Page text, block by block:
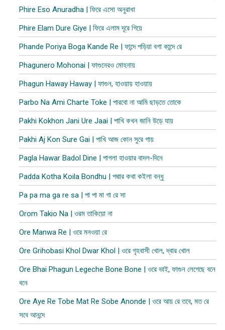
Phire Eso Anuradha | ফিরে এসো অনুরাধা
Phire Elam Dure Giye | ফিরে এলাম দূরে গিয়ে
Phande Poriya Boga Kande Re | ফান্দে পড়িয়া বগা কান্দে রে
Phagunero Mohonai | ফাগুনেরও মোহনায়
Phagun Haway Haway | ফাগুন, হাওয়ায় হাওয়ায়
Parbo Na Ami Charte Toke | পারবো না আমি ছাড়তে তোকে
Pakhi Kokhon Jani Ure Jaai | পাখি কখন জানি উড়ে যায়
Pakhi Aj Kon Sure Gai | পাখি আজ কোন সুরে গায়
Pagla Hawar Badol Dine | পাগলা হাওয়ার বাদল-দিনে
Padda Kotha Koila Bondhu | পদ্মার কথা কইলা বন্ধু
Pa pa ma ga re sa | পা পা মা গা রে সা
Orom Takio Na | ওরম তাকিয়ো না
Ore Manwa Re | ওরে মনওয়া রে
Ore Grihobasi Khol Dwar Khol | ওরে গৃহবাসী খোল, দ্বার খোল
Ore Bhai Phagun Legeche Bone Bone | ওরে ভাই, ফাগুন লেগেছে বনে
বনে
Ore Aye Re Tobe Mat Re Sobe Anonde | ওরে আয় রে তবে, মত রে
সবে আনন্দে